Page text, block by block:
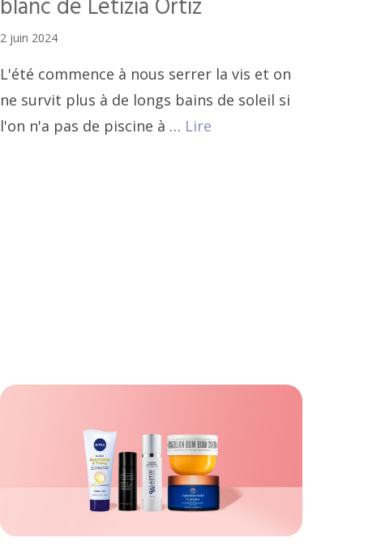
blanc de Letizia Ortiz
2 juin 2024
L'été commence à nous serrer la vis et on
ne survit plus à de longs bains de soleil si
l'on n'a pas de piscine à … Lire